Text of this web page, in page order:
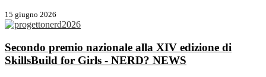
15 giugno 2026
Secondo premio nazionale alla XIV edizione di
SkillsBuild for Girls - NERD? NEWS